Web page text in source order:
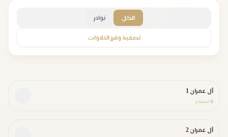
الكل نوادر
تصفية وفرز التلاوات
آل عمران 1
6 استماع
آل عمران 2